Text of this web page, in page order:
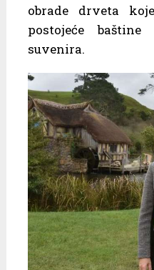
obrade drveta
postojeće
suvenira.